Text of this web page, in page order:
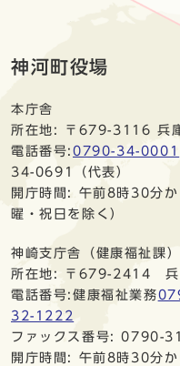
神河町役場
本庁舎
所在地: 〒679-3116 兵
電話番号: 0790-34-0001
34-0691（代表）
開庁時間: 午前8時30分
曜・祝日を除く）
神崎支庁舎（健康福祉課）
所在地: 〒679-2414 兵
電話番号:健康福祉業務
32-1222
ファックス番号: 0790-
開庁時間: 午前8時30分